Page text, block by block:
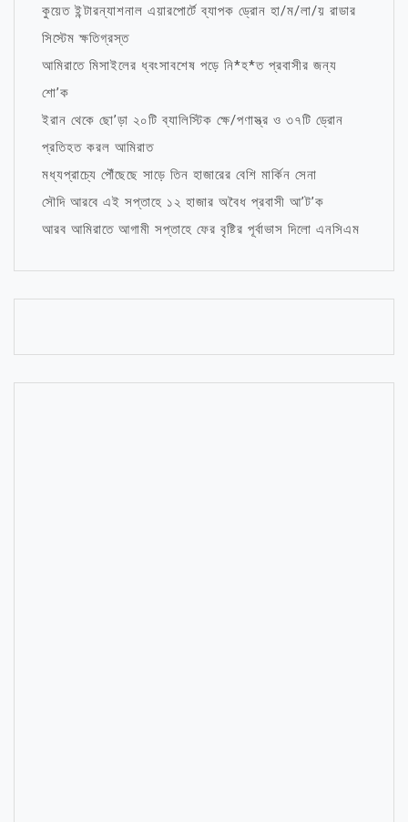
কুয়েত ইন্টারন্যাশনাল এয়ারপোর্টে ব্যাপক ড্রোন হা/ম/লা/য় রাডার
সিস্টেম ক্ষতিগ্রস্ত
আমিরাতে মিসাইলের ধ্বংসাবশেষ পড়ে নি*হ*ত প্রবাসীর জন্য
শো’ক
ইরান থেকে ছো’ড়া ২০টি ব্যালিস্টিক ক্ষে/পণাস্ত্র ও ৩৭টি ড্রোন
প্রতিহত করল আমিরাত
মধ্যপ্রাচ্যে পৌঁছেছে সাড়ে তিন হাজারের বেশি মার্কিন সেনা
সৌদি আরবে এই সপ্তাহে ১২ হাজার অবৈধ প্রবাসী আ’ট’ক
আরব আমিরাতে আগামী সপ্তাহে ফের বৃষ্টির পূর্বাভাস দিলো এনসিএম